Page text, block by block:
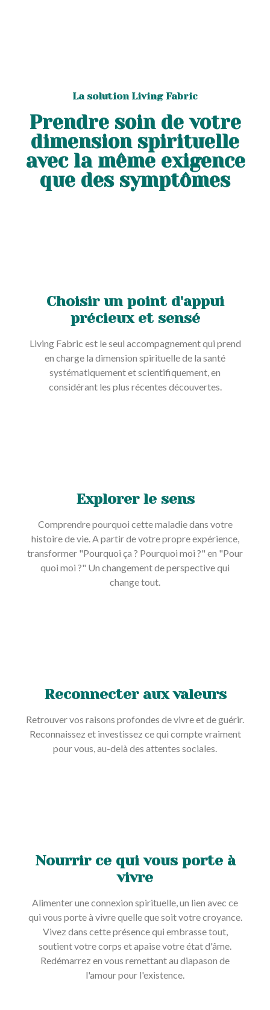
La solution Living Fabric
Prendre soin de votre
dimension spirituelle
avec la même exigence
que des symptômes
Choisir un point d'appui
précieux et sensé
Living Fabric est le seul accompagnement qui prend
en charge la dimension spirituelle de la santé
systématiquement et scientifiquement, en
considérant les plus récentes découvertes.
Explorer le sens
Comprendre pourquoi cette maladie dans votre
histoire de vie. A partir de votre propre expérience,
transformer "Pourquoi ça ? Pourquoi moi ?" en "Pour
quoi moi ?" Un changement de perspective qui
change tout.
Reconnecter aux valeurs
Retrouver vos raisons profondes de vivre et de guérir.
Reconnaissez et investissez ce qui compte vraiment
pour vous, au-delà des attentes sociales.
Nourrir ce qui vous porte à
vivre
Alimenter une connexion spirituelle, un lien avec ce
qui vous porte à vivre quelle que soit votre croyance.
Vivez dans cette présence qui embrasse tout,
soutient votre corps et apaise votre état d'âme.
Redémarrez en vous remettant au diapason de
l'amour pour l'existence.